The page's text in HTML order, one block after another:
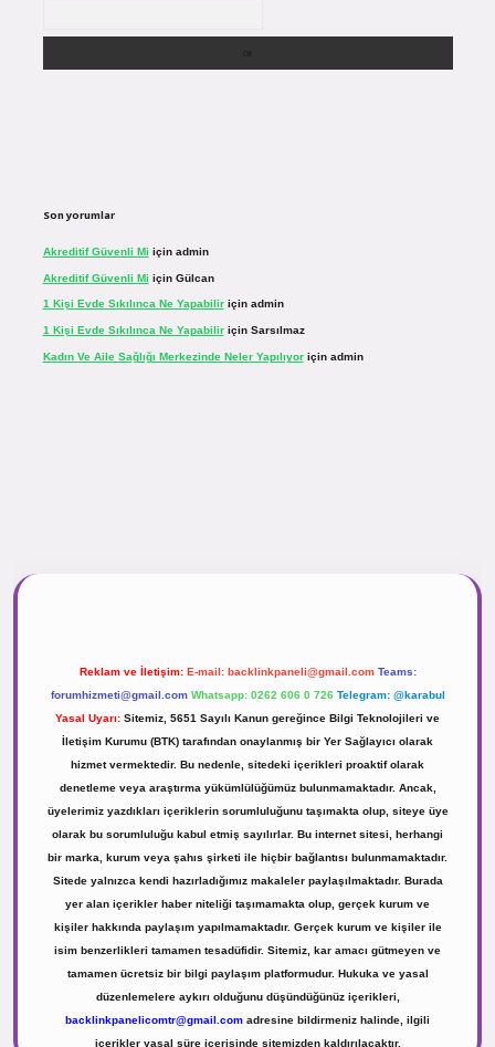
Son yorumlar
Akreditif Güvenli Mi için admin
Akreditif Güvenli Mi için Gülcan
1 Kişi Evde Sıkılınca Ne Yapabiliriçin admin
1 Kişi Evde Sıkılınca Ne Yapabiliriçin Sarsılmaz
Kadın Ve Aile Sağlığı Merkezinde Neler Yapılıyoriçin admin
Reklam ve İletişim: E-mail: backlinkpaneli@gmail.com Teams:
forumhizmeti@gmail.com Whatsapp: 0262 606 0 726 Telegram: @karabul
Yasal Uyarı: Sitemiz, 5651 Sayılı Kanun gereğince Bilgi Teknolojileri ve
İletişim Kurumu (BTK) tarafından onaylanmış bir Yer Sağlayıcı olarak
hizmet vermektedir. Bu nedenle, sitedeki içerikleri proaktif olarak
denetleme veya araştırma yükümlülüğümüz bulunmamaktadır. Ancak,
üyelerimiz yazdıkları içeriklerin sorumluluğunu taşımakta olup, siteye üye
olarak bu sorumluluğu kabul etmiş sayılırlar. Bu internet sitesi, herhangi
bir marka, kurum veya şahıs şirketi ile hiçbir bağlantısı bulunmamaktadır.
Sitede yalnızca kendi hazırladığımız makaleler paylaşılmaktadır. Burada
yer alan içerikler haber niteliği taşımamakta olup, gerçek kurum ve
kişiler hakkında paylaşım yapılmamaktadır. Gerçek kurum ve kişiler ile
isim benzerlikleri tamamen tesadüfidir. Sitemiz, kar amacı gütmeyen ve
tamamen ücretsiz bir bilgi paylaşım platformudur. Hukuka ve yasal
düzenlemelere aykırı olduğunu düşündüğünüz içerikleri,
backlinkpanelicomtr@gmail.com adresine bildirmeniz halinde, ilgili
içerikler yasal süre içerisinde sitemizden kaldırılacaktır.